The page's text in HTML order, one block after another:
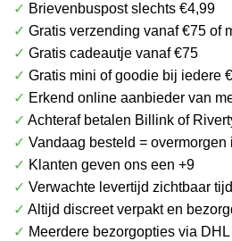
was:
€ 12.99.
is:
€ 6.99.
✓ Brievenbuspost slechts €4,99
✓ Gratis verzending vanaf €75 of
✓ Gratis cadeautje vanaf €75
✓ Gratis mini of goodie bij iedere
✓ Erkend online aanbieder van
✓ Achteraf betalen Billink of
✓ Vandaag besteld = overmorgen
✓ Klanten geven ons een +9
✓ Verwachte levertijd zichtbaar
✓ Altijd discreet verpakt en
✓ Meerdere bezorgopties via